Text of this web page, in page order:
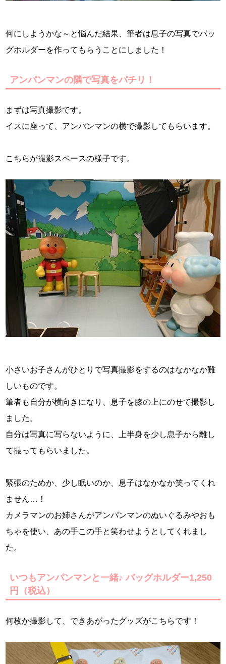
何にしようかな～と悩んだ結果、筆者は息子の写真でバッ
グホルダーを作ってもらうことにしました！
アンパンマンの隣で写真をパチリ！
まずは写真撮影です。
イスに座って、アンパンマンの横で撮影してもらいます。
こちらが撮影スペースの様子です。
小さいお子さんがひとりで写真撮影をするのはなかなか難
しいものです。
筆者も自分が横向きになり、息子を膝の上にのせて撮影し
ました。
自分は写真に写らないように、上半身を少し息子から離し
て撮ってもらいました。
緊張のためか、少し眠いのか、息子はなかなか笑ってくれ
ません…！
カメラマンのお姉さんがアンパンマンのぬいぐるみやおも
ちゃを使い、あの手この手と笑わせようとしてくれまし
た。
いつもアンパンマンと一緒♪ バッグホルダー1,250
円（税込）
何枚か撮影して、できあがったグッズがこちらです！